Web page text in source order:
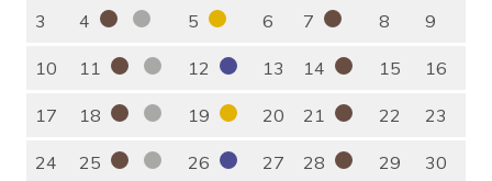
3 4 5 6 7 8 9
10 11 12 13 14 15 16
17 18 19 20 21 22 23
24 25 26 27 28 29 30